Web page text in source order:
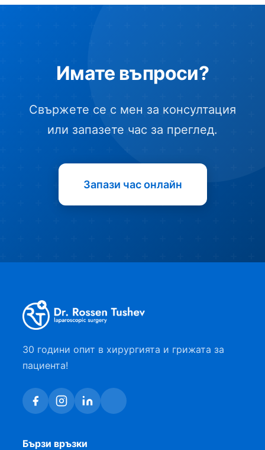
Имате въпроси?
Свържете се с мен за консултация
или запазете час за преглед.
Запази час онлайн
30 години опит в хирургията и грижата за
пациента!
Бързи връзки